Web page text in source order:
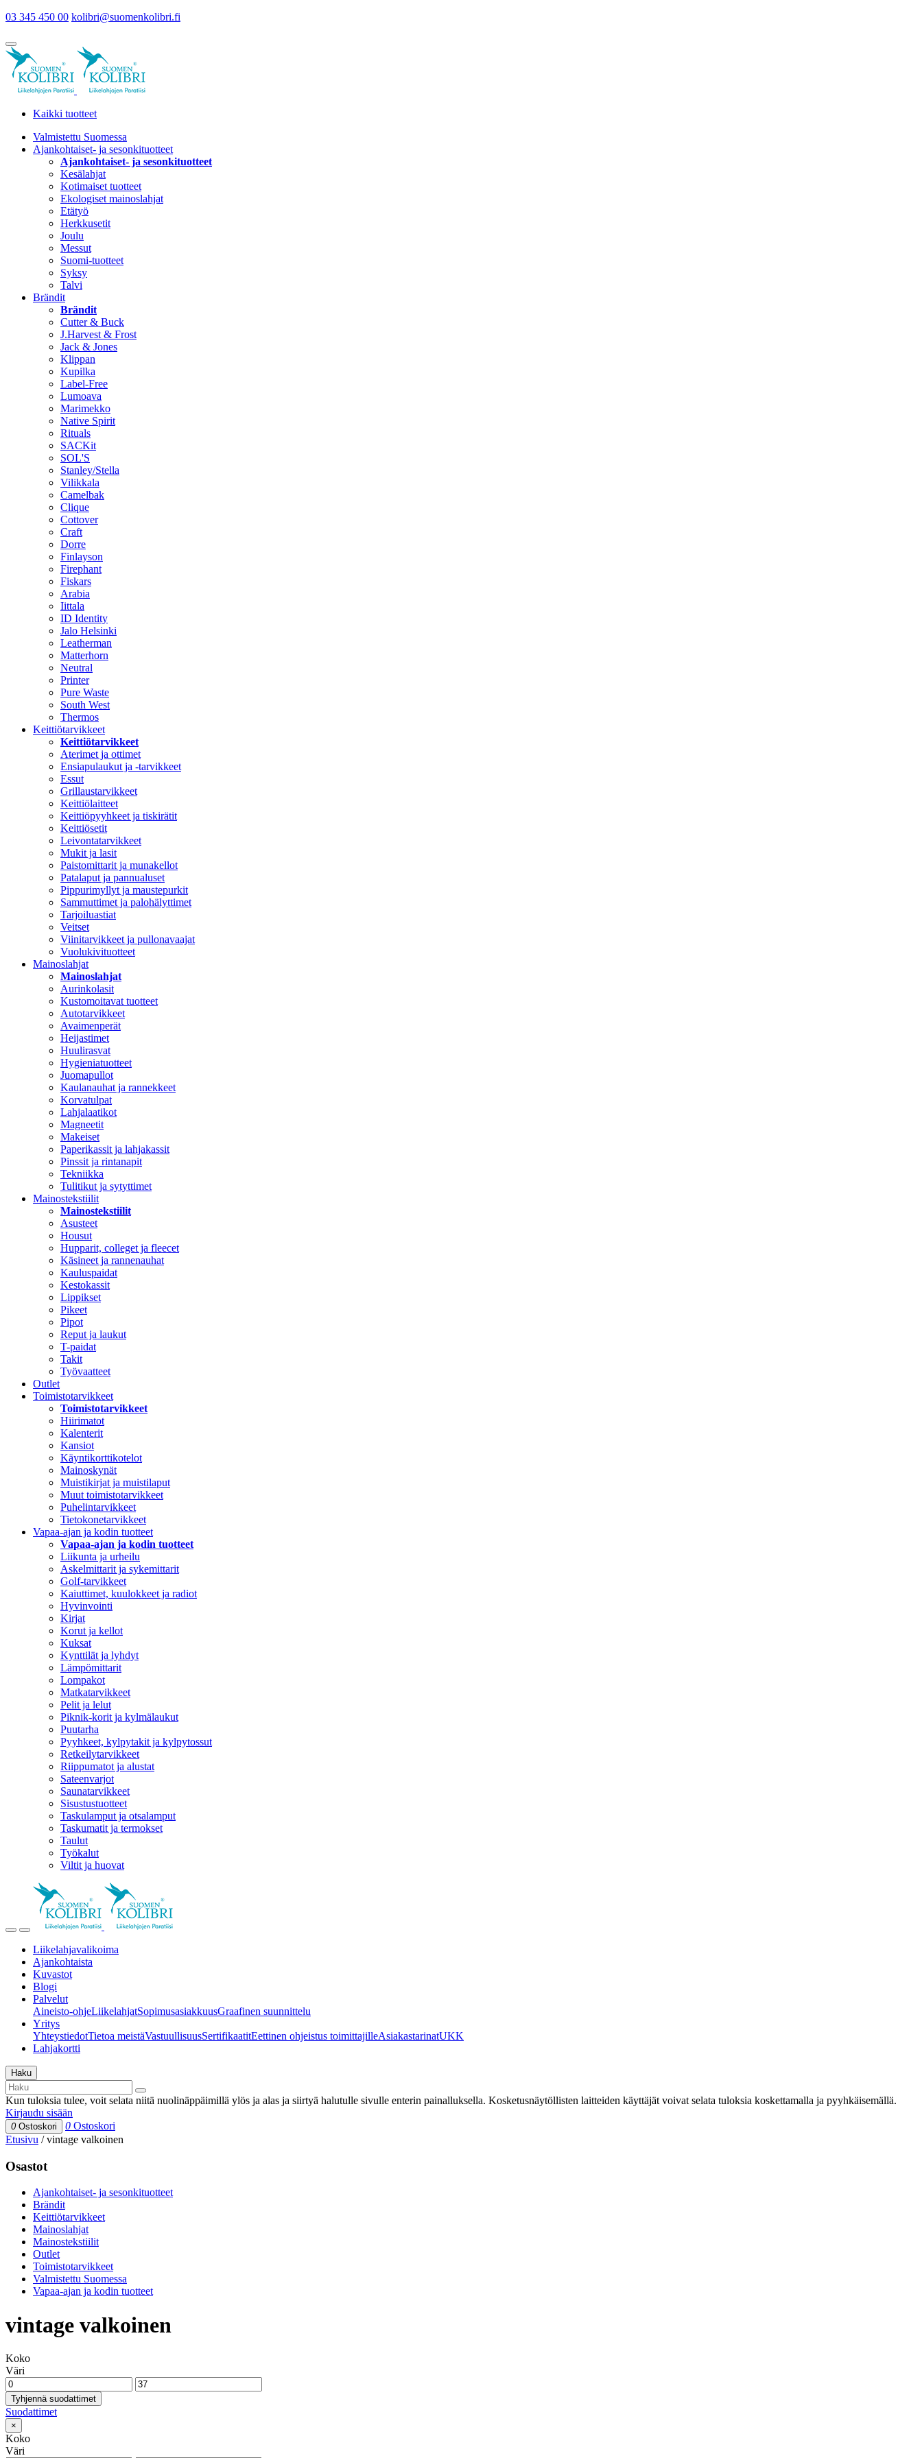
03 345 450 00 kolibri@suomenkolibri.fi
Kaikki tuotteet
Valmistettu Suomessa
Ajankohtaiset- ja sesonkituotteet
Ajankohtaiset- ja sesonkituotteet
Kesälahjat
Kotimaiset tuotteet
Ekologiset mainoslahjat
Etätyö
Herkkusetit
Joulu
Messut
Suomi-tuotteet
Syksy
Talvi
Brändit
Brändit
Cutter & Buck
J.Harvest & Frost
Jack & Jones
Klippan
Kupilka
Label-Free
Lumoava
Marimekko
Native Spirit
Rituals
SACKit
SOL'S
Stanley/Stella
Vilikkala
Camelbak
Clique
Cottover
Craft
Dorre
Finlayson
Firephant
Fiskars
Arabia
Iittala
ID Identity
Jalo Helsinki
Leatherman
Matterhorn
Neutral
Printer
Pure Waste
South West
Thermos
Keittiötarvikkeet
Keittiötarvikkeet
Aterimet ja ottimet
Ensiapulaukut ja -tarvikkeet
Essut
Grillaustarvikkeet
Keittiölaitteet
Keittiöpyyhkeet ja tiskirätit
Keittiösetit
Leivontatarvikkeet
Mukit ja lasit
Paistomittarit ja munakellot
Patalaput ja pannualuset
Pippurimyllyt ja maustepurkit
Sammuttimet ja palohälyttimet
Tarjoiluastiat
Veitset
Viinitarvikkeet ja pullonavaajat
Vuolukivituotteet
Mainoslahjat
Mainoslahjat
Aurinkolasit
Kustomoitavat tuotteet
Autotarvikkeet
Avaimenperät
Heijastimet
Huulirasvat
Hygieniatuotteet
Juomapullot
Kaulanauhat ja rannekkeet
Korvatulpat
Lahjalaatikot
Magneetit
Makeiset
Paperikassit ja lahjakassit
Pinssit ja rintanapit
Tekniikka
Tulitikut ja sytyttimet
Mainostekstiilit
Mainostekstiilit
Asusteet
Housut
Hupparit, colleget ja fleecet
Käsineet ja rannenauhat
Kauluspaidat
Kestokassit
Lippikset
Pikeet
Pipot
Reput ja laukut
T-paidat
Takit
Työvaatteet
Outlet
Toimistotarvikkeet
Toimistotarvikkeet
Hiirimatot
Kalenterit
Kansiot
Käyntikorttikotelot
Mainoskynät
Muistikirjat ja muistilaput
Muut toimistotarvikkeet
Puhelintarvikkeet
Tietokonetarvikkeet
Vapaa-ajan ja kodin tuotteet
Vapaa-ajan ja kodin tuotteet
Liikunta ja urheilu
Askelmittarit ja sykemittarit
Golf-tarvikkeet
Kaiuttimet, kuulokkeet ja radiot
Hyvinvointi
Kirjat
Korut ja kellot
Kuksat
Kynttilät ja lyhdyt
Lämpömittarit
Lompakot
Matkatarvikkeet
Pelit ja lelut
Piknik-korit ja kylmälaukut
Puutarha
Pyyhkeet, kylpytakit ja kylpytossut
Retkeilytarvikkeet
Riippumatot ja alustat
Sateenvarjot
Saunatarvikkeet
Sisustustuotteet
Taskulamput ja otsalamput
Taskumatit ja termokset
Taulut
Työkalut
Viltit ja huovat
Liikelahjavalikoima
Ajankohtaista
Kuvastot
Blogi
Palvelut
Aineisto-ohjeLiikelahjatSopimusasiakkuusGraafinen suunnittelu
Yritys
YhteystiedotTietoa meistäVastuullisuusSertifikaatitEettinen ohjeistus toimittajilleAsiakastarinatUKK
Lahjakortti
Haku
Kun tuloksia tulee, voit selata niitä nuolinäppäimillä ylös ja alas ja siirtyä halutulle sivulle enterin painalluksella. Kosketusnäytöllisten laitteiden käyttäjät voivat selata tuloksia koskettamalla ja pyyhkäisemällä.
Kirjaudu sisään
0 Ostoskori 0 Ostoskori
Etusivu /vintage valkoinen
Osastot
Ajankohtaiset- ja sesonkituotteet
Brändit
Keittiötarvikkeet
Mainoslahjat
Mainostekstiilit
Outlet
Toimistotarvikkeet
Valmistettu Suomessa
Vapaa-ajan ja kodin tuotteet
vintage valkoinen
Koko
Väri
Tyhjennä suodattimet
Suodattimet
×
Koko
Väri